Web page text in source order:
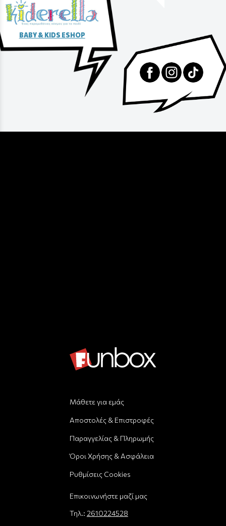
BABY & KIDS ESHOP
Μάθετε για εμάς
Αποστολές & Επιστροφές
Παραγγελίας & Πληρωμής
Όροι Χρήσης & Ασφάλεια
Ρυθμίσεις Cookies
Επικοινωνήστε μαζί μας
Τηλ.: 2610224528